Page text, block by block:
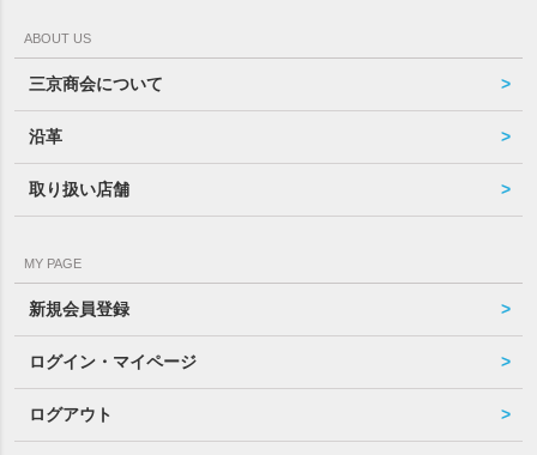
ABOUT US
三京商会について
沿革
取り扱い店舗
MY PAGE
新規会員登録
ログイン・マイページ
ログアウト